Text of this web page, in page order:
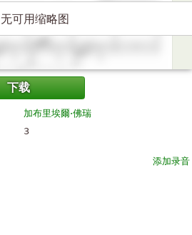
无可用缩略图
下载
加布里埃爾·佛瑞
3
添加录音